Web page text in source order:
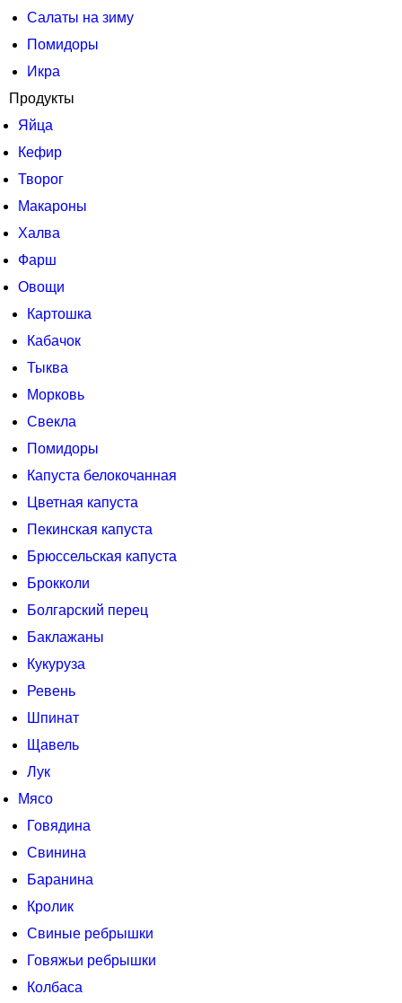
Салаты на зиму
Помидоры
Икра
Продукты
Яйца
Кефир
Творог
Макароны
Халва
Фарш
Овощи
Картошка
Кабачок
Тыква
Морковь
Свекла
Помидоры
Капуста белокочанная
Цветная капуста
Пекинская капуста
Брюссельская капуста
Брокколи
Болгарский перец
Баклажаны
Кукуруза
Ревень
Шпинат
Щавель
Лук
Мясо
Говядина
Свинина
Баранина
Кролик
Свиные ребрышки
Говяжьи ребрышки
Колбаса